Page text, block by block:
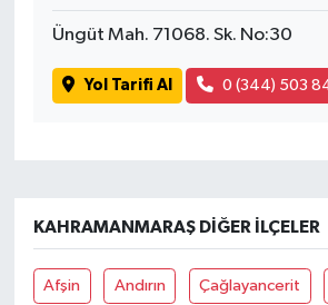
Üngüt Mah. 71068. Sk. No:30
Yol Tarifi Al 0 (344) 503
KAHRAMANMARAŞ DIĞER İLÇELER
Afşin Andırın Çağlayancerit